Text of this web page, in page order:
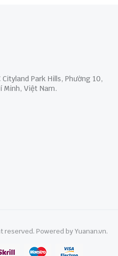
Park Hills, Phường 10,
Minh, Việt Nam.
reserved. Powered by Yuanan.vn.